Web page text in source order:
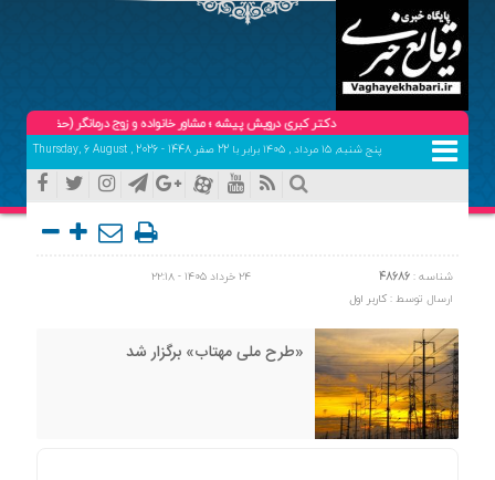
دکتر کبری درویش پیشه ؛ مشاور خانواده و زوج درمانگر (حضوری و تلفنی ) تلفن
پنج شنبه, ۱۵ مرداد , ۱۴۰۵ برابر با 22 صفر 1448 - Thursday, 6 August , 2026
شناسه :48686
۲۴ خرداد ۱۴۰۵ - ۲۲:۱۸
ارسال توسط :کاربر اول
«طرح ملی مهتاب» برگزار شد